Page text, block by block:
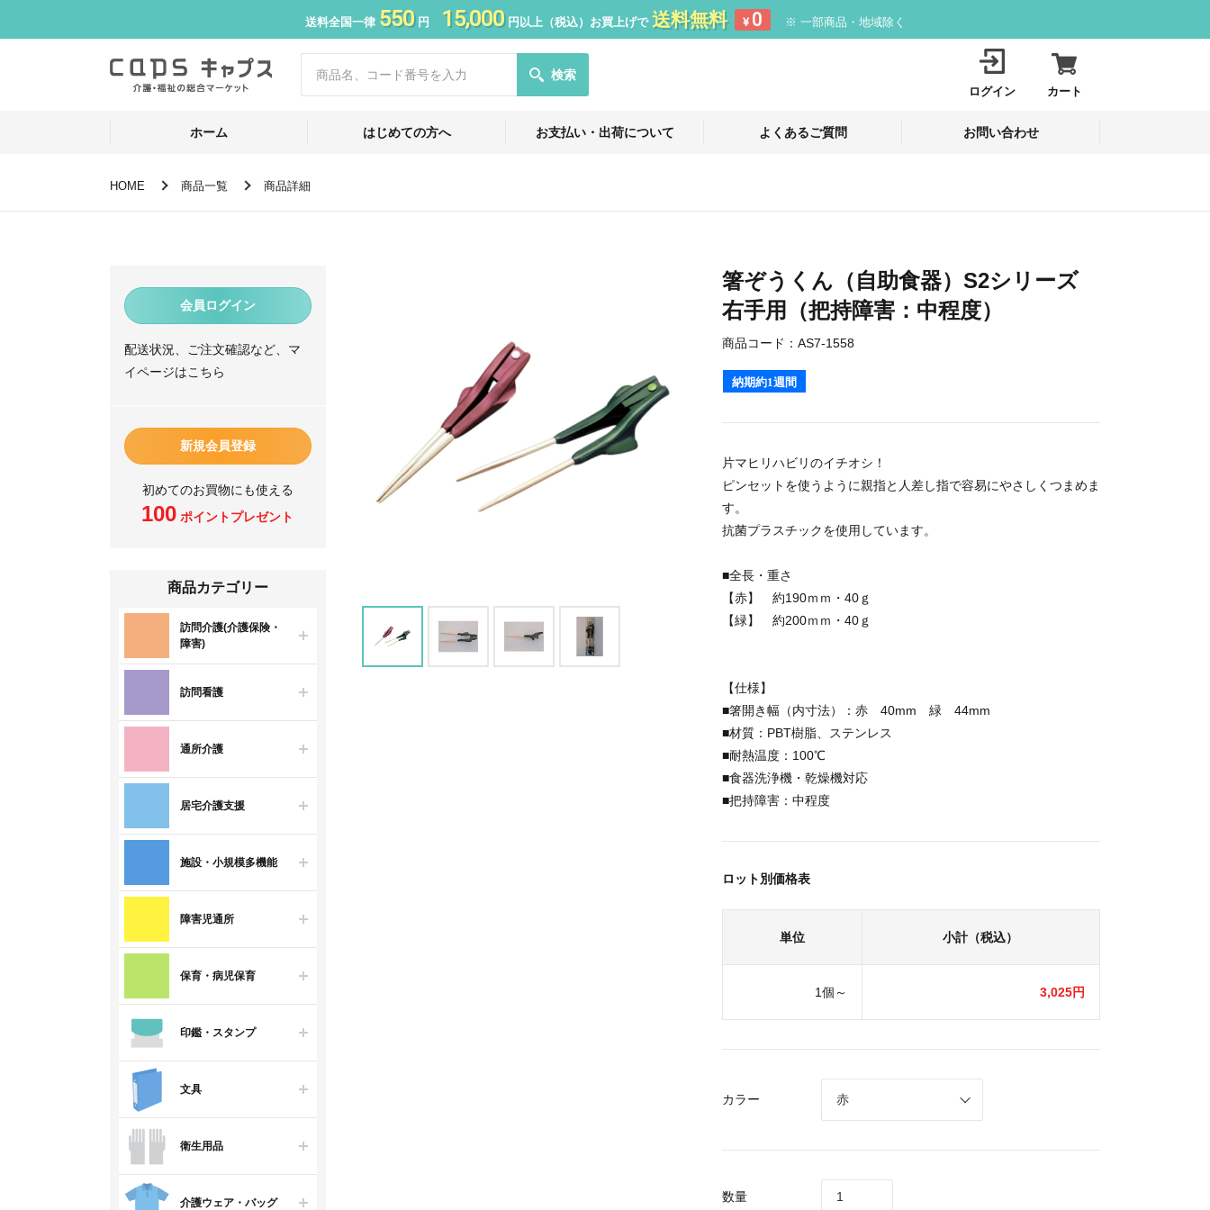
送料全国一律 550円 15,000円以上（税込）お買上げで 送料無料 ¥ 0 ※ 一部商品・地域除く
検索
ログイン カート
ホーム はじめての方へ お支払い・出荷について よくあるご質問 お問い合わせ
HOME 商品一覧 商品詳細
会員ログイン
配送状況、ご注文確認など、マ
イページはこちら
新規会員登録
初めてのお買物にも使える
100 ポイントプレゼント
商品カテゴリー
訪問介護(介護保険・
障害)
訪問看護
通所介護
居宅介護支援
施設・小規模多機能
障害児通所
保育・病児保育
印鑑・スタンプ
文具
衛生用品
介護ウェア・バッグ
箸ぞうくん（自助食器）S2シリーズ
右手用（把持障害：中程度）
商品コード： AS7-1558
納期約1週間
片マヒリハビリのイチオシ！
ピンセットを使うように親指と人差し指で容易にやさしくつまめま
す。
抗菌プラスチックを使用しています。
■全長・重さ
【赤】 約190ｍｍ・40ｇ
【緑】 約200ｍｍ・40ｇ
【仕様】
■箸開き幅（内寸法）：赤 40mm 緑 44mm
■材質：PBT樹脂、ステンレス
■耐熱温度：100℃
■食器洗浄機・乾燥機対応
■把持障害：中程度
ロット別価格表
単位 小計（税込）
1個～ 3,025円
カラー
数量